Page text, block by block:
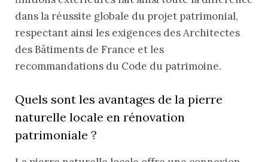
dans la réussite globale du projet patrimonial,
respectant ainsi les exigences des Architectes
des Bâtiments de France et les
recommandations du Code du patrimoine.
Quels sont les avantages de la pierre
naturelle locale en rénovation
patrimoniale ?